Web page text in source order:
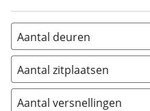
Chrysler (0)
Citroën
Cupra (4)
Dacia (41)
Daewoo (0)
Daihatsu (2)
Aantal deuren
1 (0)
2 (0 )
3 0
Aantal zitplaatsen
1 (0)
Aantal versnellingen